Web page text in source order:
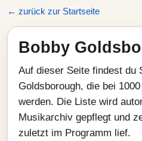
← zurück zur Startseite
Bobby
Auf dieser Seite findest du
Goldsborough, die bei
werden. Die Liste wird
Musikarchiv gepflegt und
zuletzt im Programm lief.